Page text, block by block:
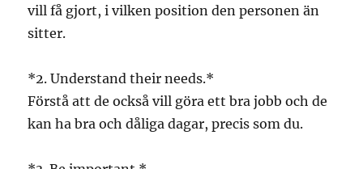
vill få gjort, i vilken position den personen än
sitter.
*2. Understand their needs.*
Förstå att de också vill göra ett bra jobb och de
kan ha bra och dåliga dagar, precis som du.